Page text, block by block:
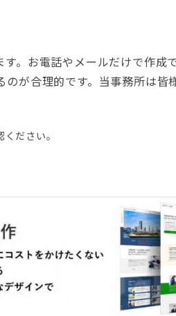
。お電話やメールだけで作成
が合理的です。当事務所は
ださい。